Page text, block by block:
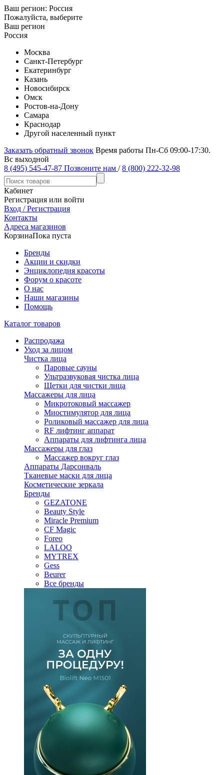
Ваш регион: Россия
Пожалуйста, выберите
Ваш регион
Россия
Москва
Санкт-Петербург
Екатеринбург
Казань
Новосибирск
Омск
Ростов-на-Дону
Самара
Краснодар
Другой населенный пункт
Заказать обратный звонок Время работы Пн-Сб 09:00-17:30.
Вс выходной
8 (495) 545-47-87 Позвоните нам / 8 (800) 222-32-98
Кабинет
Регистрация или войти
Вход / Регистрация
Контакты
Адреса магазинов
КорзинаПока пуста
Бренды
Акции и скидки
Энциклопедия красоты
Форум о красоте
О нас
Наши магазины
Помощь
Каталог товаров
Распродажа
Уход за лицом
Чистка лица
Паровые сауны
Ультразвуковая чистка лица
Щетки для чистки лица
Массажеры для лица
Микротоковый массажер
Миостимулятор для лица
Роликовый массажер для лица
RF лифтинг аппарат
Аппараты для лифтинга лица
Массажеры для глаз
Массажер вокруг глаз
Аппараты Дарсонваль
Тканевые маски для лица
Косметические зеркала
Бренды
GEZATONE
Beauty Style
Miracle Premium
CF Magic
Foreo
LALOO
MYTREX
Gess
Beurer
Все бренды